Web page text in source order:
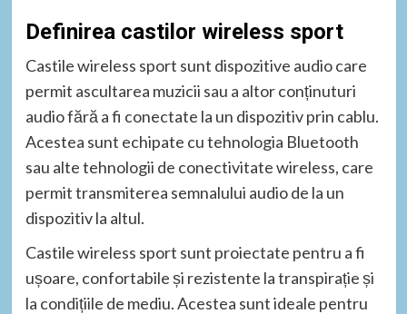
Definirea castilor wireless sport
Castile wireless sport sunt dispozitive audio care
permit ascultarea muzicii sau a altor conținuturi
audio fără a fi conectate la un dispozitiv prin cablu.
Acestea sunt echipate cu tehnologia Bluetooth
sau alte tehnologii de conectivitate wireless, care
permit transmiterea semnalului audio de la un
dispozitiv la altul.
Castile wireless sport sunt proiectate pentru a fi
ușoare, confortabile și rezistente la transpirație și
la condițiile de mediu. Acestea sunt ideale pentru